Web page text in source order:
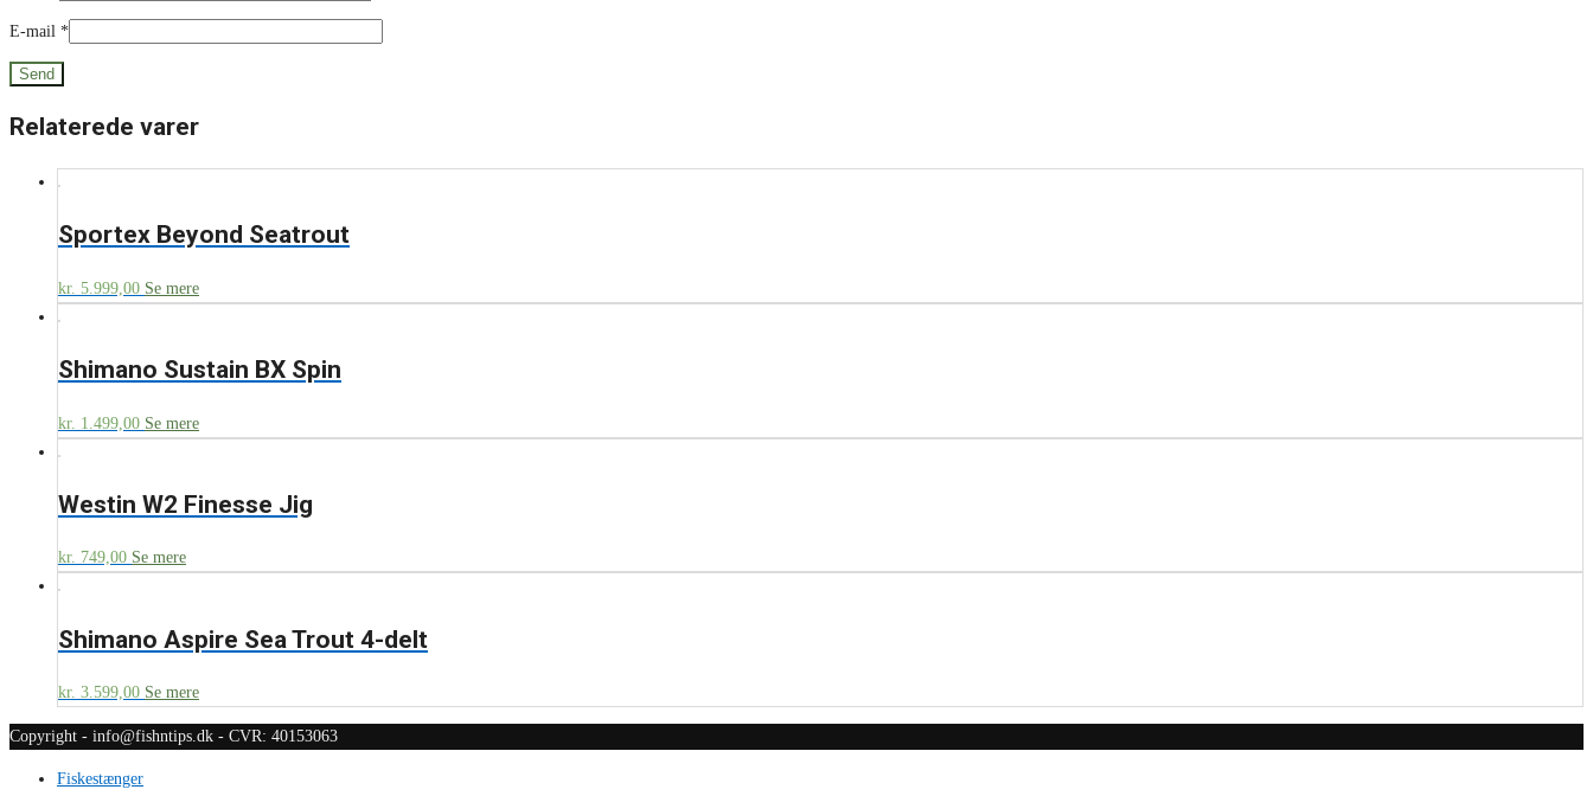
E-mail *
Relaterede varer
Sportex Beyond Seatrout
kr. 5.999,00 Se mere
Shimano Sustain BX Spin
kr. 1.499,00 Se mere
Westin W2 Finesse Jig
kr. 749,00 Se mere
Shimano Aspire Sea Trout 4-delt
kr. 3.599,00 Se mere
Copyright - info@fishntips.dk - CVR: 40153063
Fiskestænger